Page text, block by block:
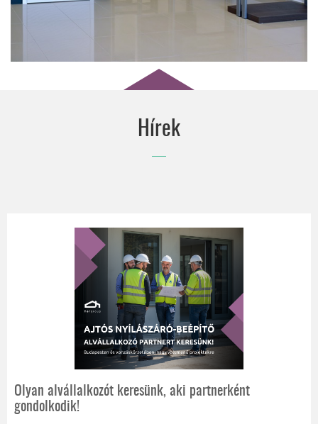
EGYEDI ÁRNYÉKOLÁSTECHNIKAI TERMÉKEK
Hírek
Olyan alvállalkozót keresünk, aki partnerként
gondolkodik!